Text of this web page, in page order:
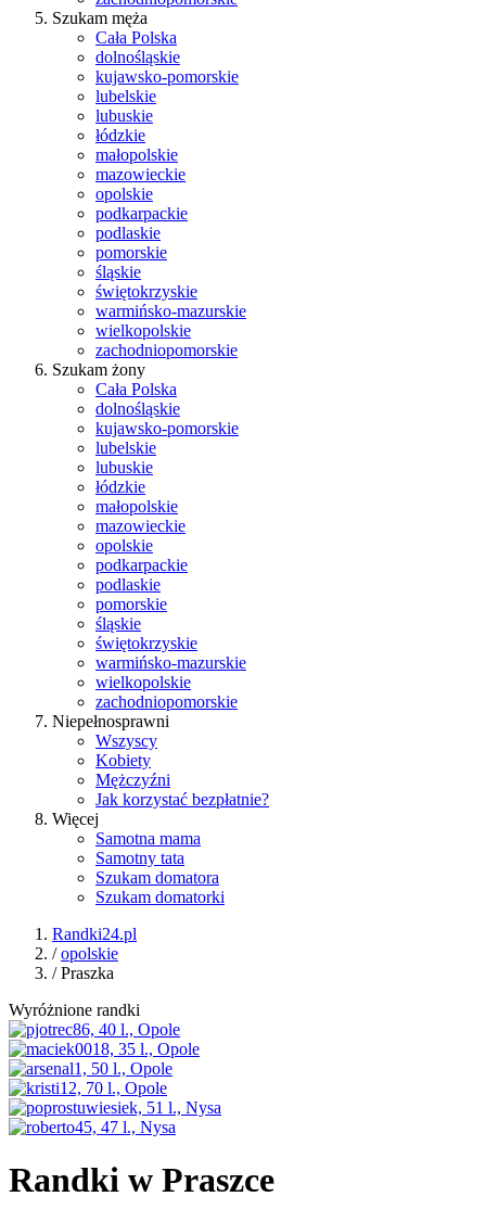
Szukam męża
Cała Polska
dolnośląskie
kujawsko-pomorskie
lubelskie
lubuskie
łódzkie
małopolskie
mazowieckie
opolskie
podkarpackie
podlaskie
pomorskie
śląskie
świętokrzyskie
warmińsko-mazurskie
wielkopolskie
zachodniopomorskie
Szukam żony
Cała Polska
dolnośląskie
kujawsko-pomorskie
lubelskie
lubuskie
łódzkie
małopolskie
mazowieckie
opolskie
podkarpackie
podlaskie
pomorskie
śląskie
świętokrzyskie
warmińsko-mazurskie
wielkopolskie
zachodniopomorskie
Niepełnosprawni
Wszyscy
Kobiety
Mężczyźni
Jak korzystać bezpłatnie?
Więcej
Samotna mama
Samotny tata
Szukam domatora
Szukam domatorki
Randki24.pl
/opolskie
/Praszka
Wyróżnione randki
Randki w Praszce